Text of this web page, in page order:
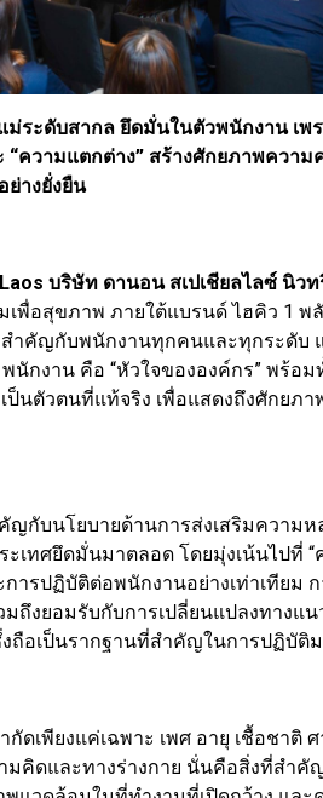
ม่ระดับสากล ยึดมั่นในตัวพนักงาน เพ
“ความแตกต่าง” สร้างศักยภาพควา
ย่างยั่งยืน
บริษัท ดานอน สเปเชียลไลซ์ นิว
พื่อสุขภาพ ภายใต้แบรนด์ ไฮคิว 1 พ
สำคัญกับพนักงานทุกคนและทุกระดับ
นักงาน คือ “หัวใจขององค์กร” พร้อ
นตัวตนที่แท้จริง เพื่อแสดงถึงศักยภ
กับนโยบายด้านการส่งเสริมความห
เทศยึดมั่นมาตลอด โดยมุ่งเน้นไปที่ “
ารปฏิบัติต่อพนักงานอย่างเท่าเทียม
ถึงยอมรับกับการเปลี่ยนแปลงทางแ
อเป็นรากฐานที่สำคัญในการปฏิบัติม
เพียงแค่เฉพาะ เพศ อายุ เชื้อชาติ
มคิดและทางร่างกาย นั่นคือสิ่งที่สำ